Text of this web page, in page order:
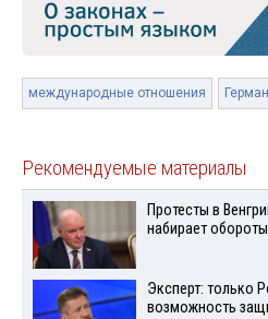
международные отношения
Рекомендуемые материалы
Протесты в
набирает обороты
Эксперт: только
возможность